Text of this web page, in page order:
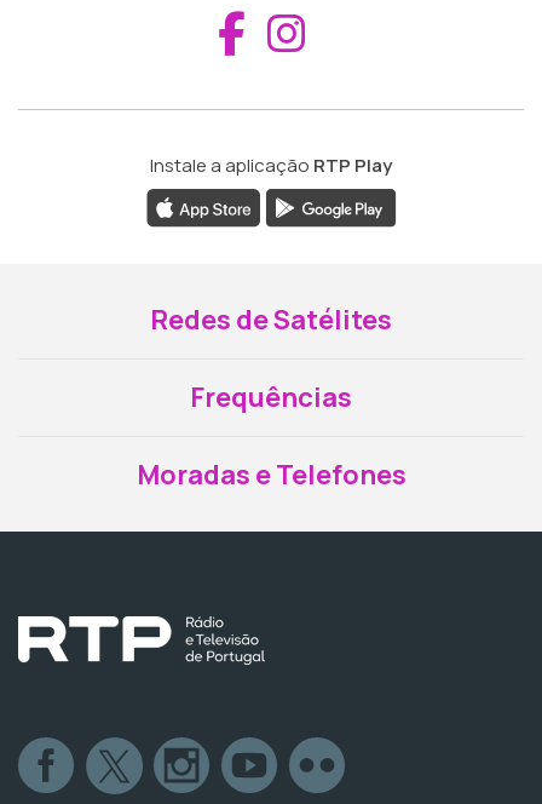
Aceder ao
Instale a aplicação RTP Play
Redes de Satélites
Frequências
Moradas e Telefones